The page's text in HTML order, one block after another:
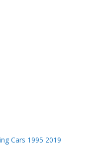
Cars 1995 2019